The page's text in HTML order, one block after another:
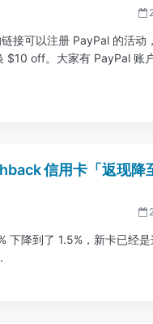
接可以注册 PayPal 的活动
$10 off。大家有 PayPal 账
信用卡「返现降
下降到了 1.5%，新卡已经是